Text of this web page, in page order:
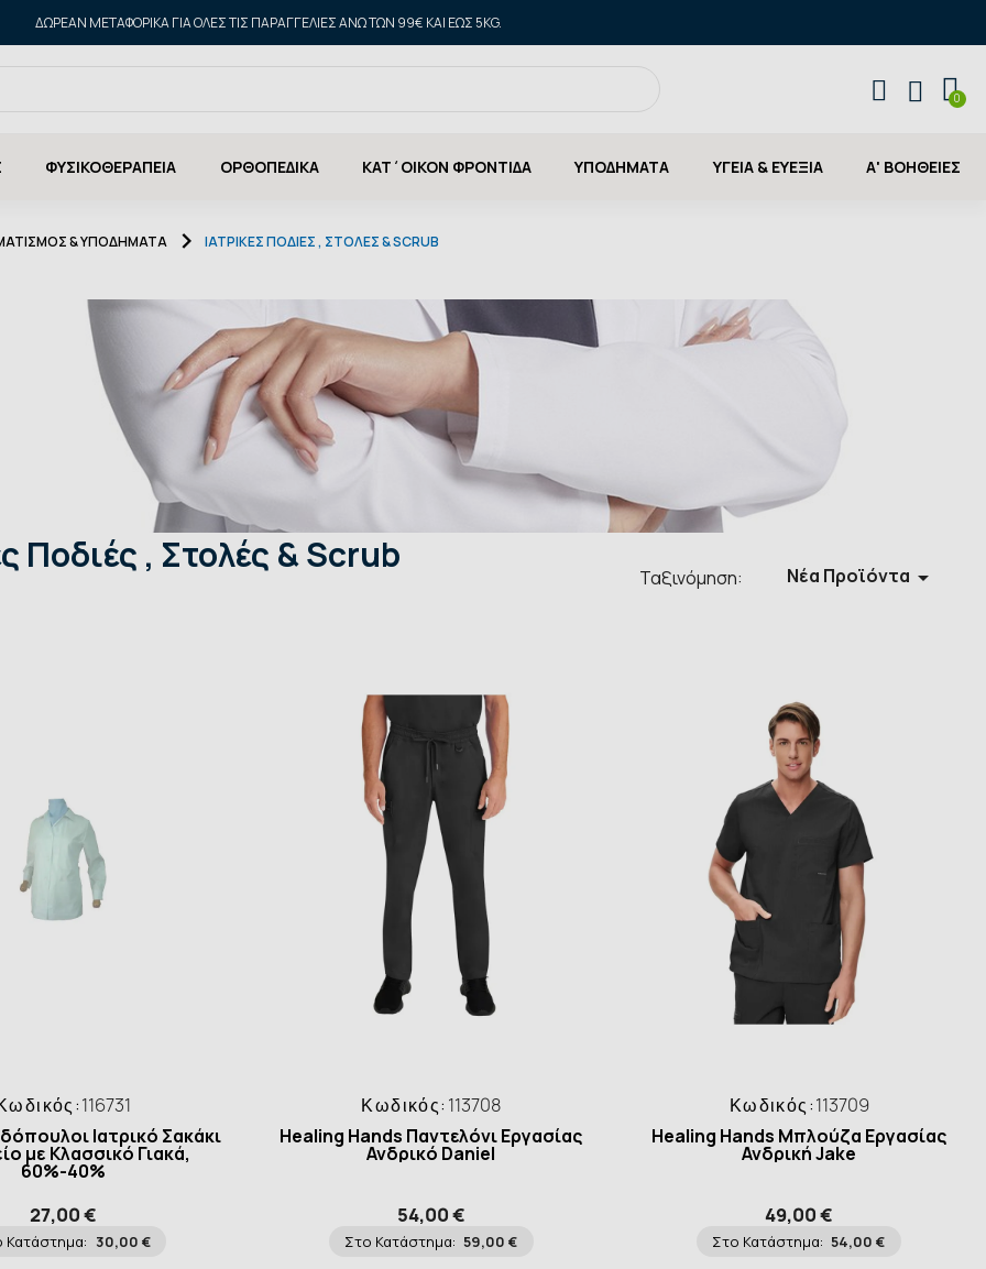
ΔΩΡΕΑΝ ΜΕΤΑΦΟΡΙΚΑ ΓΙΑ ΌΛΕΣ ΤΙΣ ΠΑΡΑΓΓΕΛΊΕΣ ΆΝΩ ΤΩΝ 99€ ΚΑΙ ΈΩΣ 5KG.
ΦΥΣΙΚΟΘΕΡΑΠΕΙΑ ΟΡΘΟΠΕΔΙΚΑ ΚΑΤ΄ΟΙΚΟΝ ΦΡΟΝΤΙΔΑ ΥΠΟΔΗΜΑΤΑ ΥΓΕΙΑ & ΕΥΕΞΙΑ Α' ΒΟΗΘΕΙΕΣ
& ΥΠΟΔΗΜΑΤΑ ΙΑΤΡΙΚΈΣ ΠΟΔΙΈΣ , ΣΤΟΛΈΣ & SCRUB
Ποδιές , Στολές & Scrub
Ταξινόμηση: Νέα Προϊόντα 
116731
Ιατρικό Σακάκι
με Κλασσικό Γιακά,
60%-40%
27,00 €
Κατάστημα: 30,00 €
Κωδικός: 113708
Healing Hands Παντελόνι Εργασίας
Ανδρικό Daniel
54,00 €
Στο Κατάστημα: 59,00 €
Κωδικός:113709
Healing Hands Μπλούζα Εργασίας
Ανδρική Jake
49,00 €
Στο Κατάστημα: 54,00 €